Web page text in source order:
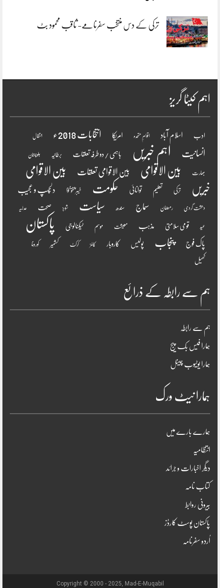
ترکی کے دس منتخب سفرنامے- ثاقب محمود بٹ
اہم کیٹا گریز
ادب اسلام آباد اقوامِ متحدہ امریکا انتخابات 2018ء انتقال
انسانیت اہم خبریں باہمی / دو طرفہ تعلقات برطانیہ بلوچستان
بھارت بین الاقوامی بین الاقوامی تعلقات
بین الاقوامی
خبریں
ترکی تعلیم توانائی حکومت خیبر پختونخوا دلچسپ و عجیب
دھشت گردی رمضان سماج سندھ سیاست شوبز صحت عدلیہ
عید قومی سلامتی مذہب معیشت موسم ٹیکنالوجی پاکستان
پاک فوج پنجاب پولیس کاروبار کالمز کرکٹ کشمیر کورونا
کھیل
ہم سے رابطہ کے ذرائع
ہم سے رابطہ
ہمارا فیس بک پیج
ہمارا یوٹیوب چینل
ہمارا نیٹ ورک
ہمارے بارے میں
انتظامیہ
دیگر اخبارات و جرائد
کتاب نامہ
بیرونی روابط
پاکستان پوسٹ کارڈز
اُردو سفرنامہ
Copyright © 2000 - 2025, Mad-E-Muqabil